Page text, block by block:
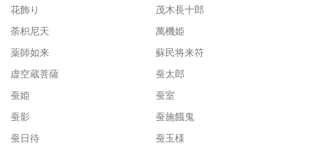
花飾り
茂木長十郎
荼枳尼天
萬機姫
薬師如来
蘇民将来符
虚空蔵菩薩
蚕太郎
蚕姫
蚕室
蚕影
蚕施餓鬼
蚕日待
蚕玉様